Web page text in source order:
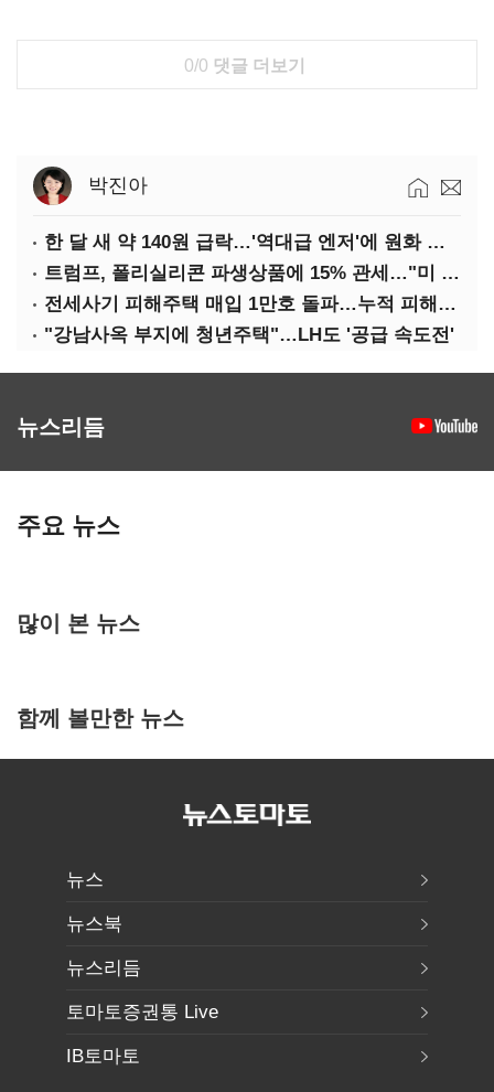
0/0 댓글 더보기
박진아
한 달 새 약 140원 급락…'역대급 엔저'에 원화 변곡점
트럼프, 폴리실리콘 파생상품에 15% 관세…"미 산업 재건"
전세사기 피해주택 매입 1만호 돌파…누적 피해자 4만278명
"강남사옥 부지에 청년주택"…LH도 '공급 속도전'
뉴스리듬
주요 뉴스
많이 본 뉴스
함께 볼만한 뉴스
뉴스
뉴스북
뉴스리듬
토마토증권통 Live
IB토마토